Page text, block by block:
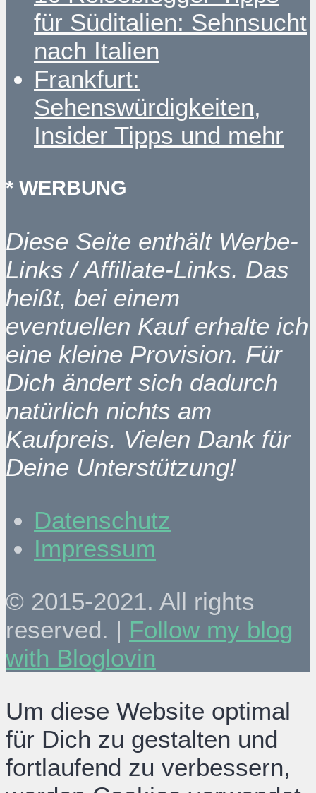
für Süditalien: Sehnsucht
nach Italien
Frankfurt:
Sehenswürdigkeiten,
Insider Tipps und mehr
* WERBUNG
Diese Seite enthält Werbe-
Links / Affiliate-Links. Das
heißt, bei einem
eventuellen Kauf erhalte ich
eine kleine Provision. Für
Dich ändert sich dadurch
natürlich nichts am
Kaufpreis. Vielen Dank für
Deine Unterstützung!
Datenschutz
Impressum
© 2015-2021. All rights
reserved. | Follow my blog
with Bloglovin
Um diese Website optimal
für Dich zu gestalten und
fortlaufend zu verbessern,